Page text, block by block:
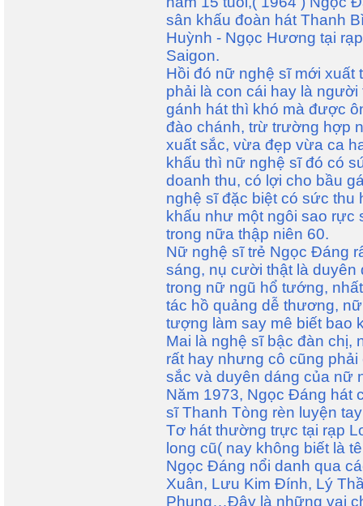
sân khấu đoàn hát Thanh
Huỳnh - Ngọc Hương tại
Saigon.
Hồi đó nữ nghệ sĩ mới xuất
phải là con cái hay là
gánh hát thì khó mà được
đào chánh, trừ trường hợp
xuất sắc, vừa đẹp vừa ca
khấu thì nữ nghệ sĩ đó có
doanh thu, có lợi cho bầu
nghệ sĩ đặc biệt có sức thu
khấu như một ngôi sao rực
trong nữa thập niên 60.
Nữ nghệ sĩ trẻ Ngọc Đáng
sáng, nụ cười thật là duyên
trong nữ ngũ hổ tướng,
tác hồ quảng dễ thương,
tượng làm say mê biết bao
Mai là nghệ sĩ bậc đàn chị,
rất hay nhưng cô cũng
sắc và duyên dáng của nữ
Năm 1973, Ngọc Đáng hát
sĩ Thanh Tòng rèn luyện
Tơ hát thường trực tại rạp
long cũ( nay không biết là
Ngọc Đáng nổi danh qua
Xuân, Lưu Kim Đính, Lý
Phụng…Đây là những vai